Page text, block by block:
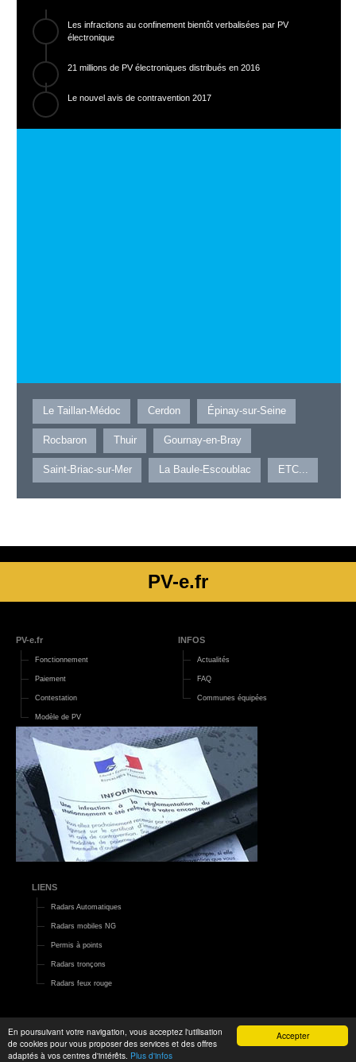
Accepter
En poursuivant votre navigation, vous acceptez l'utilisation
de cookies pour vous proposer des services et des offres
adaptés à vos centres d'intérêts. Plus d'infos
Les infractions au confinement bientôt verbalisées par PV
électronique
21 millions de PV électroniques distribués en 2016
Le nouvel avis de contravention 2017
Le Taillan-Médoc Cerdon Épinay-sur-Seine
Rocbaron Thuir Gournay-en-Bray
Saint-Briac-sur-Mer La Baule-Escoublac ETC...
PV-e.fr
PV-e.fr
Fonctionnement
Paiement
Contestation
Modèle de PV
INFOS
Actualités
FAQ
Communes équipées
LIENS
Radars Automatiques
Radars mobiles NG
Permis à points
Radars tronçons
Radars feux rouge
2015 © Le Monde d'Aza|Mentions légales